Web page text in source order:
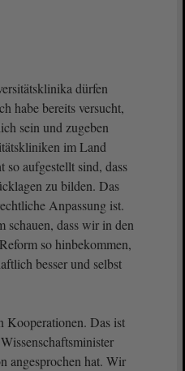
dürfen
habe bereits versucht,
sein und zugeben
im Land
aufgestellt sind, dass
zu bilden. Das
Anpassung ist.
schauen, dass wir in den
so hinbekommen,
besser und selbst
Kooperationen. Das ist
angesprochen hat. Wir